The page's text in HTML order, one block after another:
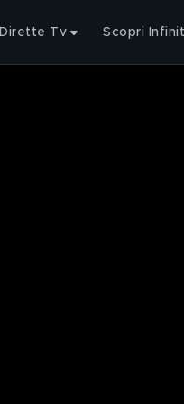
Dirette Tv Scopri